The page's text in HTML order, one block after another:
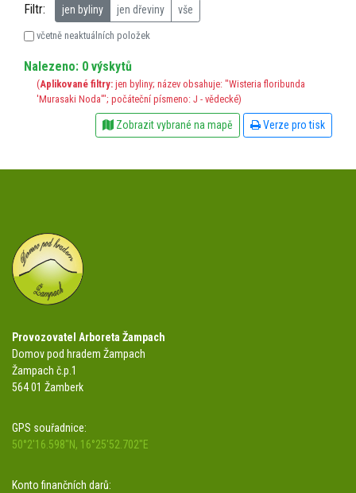
Filtr: jen byliny jen dřeviny vše
včetně neaktuálních položek
Nalezeno: 0 výskytů
(Aplikované filtry: jen byliny; název obsahuje: "Wisteria floribunda
'Murasaki Noda'"; počáteční písmeno: J - vědecké)
Zobrazit vybrané na mapě Verze pro tisk
Provozovatel Arboreta Žampach
Domov pod hradem Žampach
Žampach č.p.1
564 01 Žamberk
GPS souřadnice:
50°2'16.598"N, 16°25'52.702"E
Konto finančních darů: